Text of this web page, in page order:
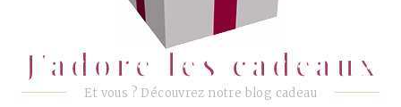
J'adore les cadeaux
Et vous ? Découvrez notre blog cadeau